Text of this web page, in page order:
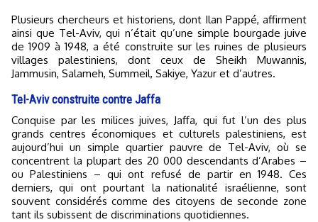
Plusieurs chercheurs et historiens, dont Ilan Pappé, affirment
ainsi que Tel-Aviv, qui n’était qu’une simple bourgade juive
de 1909 à 1948, a été construite sur les ruines de plusieurs
villages palestiniens, dont ceux de Sheikh Muwannis,
Jammusin, Salameh, Summeil, Sakiye, Yazur et d’autres.
Tel-Aviv construite contre Jaffa
Conquise par les milices juives, Jaffa, qui fut l’un des plus
grands centres économiques et culturels palestiniens, est
aujourd’hui un simple quartier pauvre de Tel-Aviv, où se
concentrent la plupart des 20 000 descendants d’Arabes –
ou Palestiniens – qui ont refusé de partir en 1948. Ces
derniers, qui ont pourtant la nationalité israélienne, sont
souvent considérés comme des citoyens de seconde zone
tant ils subissent de discriminations quotidiennes.